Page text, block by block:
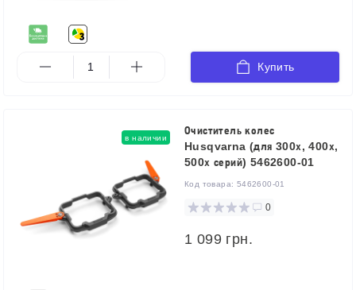
Купить
в наличии
Очиститель колес
Husqvarna (для 300х, 400х,
500х серий) 5462600-01
Код товара: 5462600-01
0
1 099 грн.